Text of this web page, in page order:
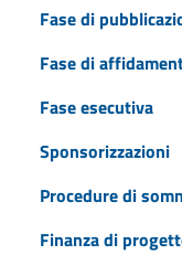
Fase di
Fase di
Fase esecutiva
Sponsorizzazioni
Procedure di
Finanza di